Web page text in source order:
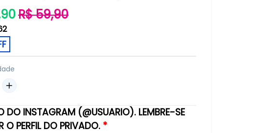
R$ 59,90
DO INSTAGRAM (@USUARIO). LEMBRE-SE
O PERFIL DO PRIVADO.